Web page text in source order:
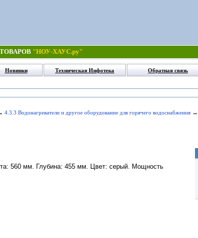
"НОУ-ХАУС.ру"
Новинки Техническая Инфотека Обратная связь
4.3.3 Водонагреватели и другое оборудование для горячего водоснабжения →
560 мм. Глубина: 455 мм. Цвет: серый. Мощность